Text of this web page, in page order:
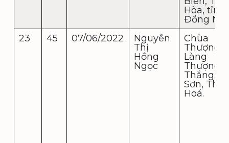
Hòa, tỉnh
Đồng Nai
23
45 07/06/2022
Nguyễn
Thị
Hồng
Ngọc
Chùa
Thượng,
Làng
Thượng,
Thắng,
Sơn,
Hoá.